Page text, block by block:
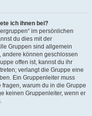
ich ihnen bei?
im persönlichen
du dies mit der
Gruppen sind allgemein
andere können geschlossen
offen ist, kannst du ihr
verlangt die Gruppe eine
Ein Gruppenleiter muss
warum du in die Gruppe
keinen Gruppenleiter, wenn er